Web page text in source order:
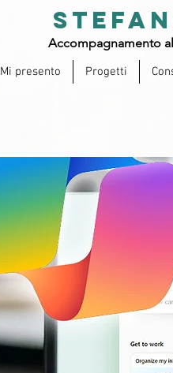
Accompagnamento
Mi presento Progetti